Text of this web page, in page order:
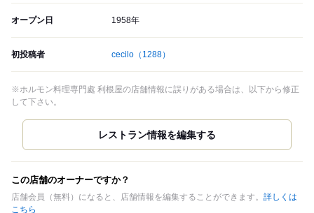
オープン日 1958年
初投稿者 cecilo （1288）
※ホルモン料理専門處 利根屋の店舗情報に誤りがある場合は、以下から修正
して下さい。
この店舗のオーナーですか？
店舗会員（無料）になると、店舗情報を編集することができます。 詳しくは
こちら